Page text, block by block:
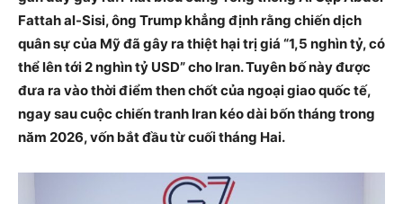
Fattah al-Sisi, ông Trump khẳng định rằng chiến dịch
quân sự của Mỹ đã gây ra thiệt hại trị giá “1,5 nghìn tỷ, có
thể lên tới 2 nghìn tỷ USD” cho Iran. Tuyên bố này được
đưa ra vào thời điểm then chốt của ngoại giao quốc tế,
ngay sau cuộc chiến tranh Iran kéo dài bốn tháng trong
năm 2026, vốn bắt đầu từ cuối tháng Hai.